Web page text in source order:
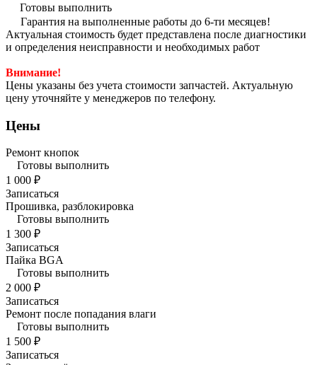
Готовы выполнить
Гарантия на выполненные работы до 6-ти месяцев!
Актуальная стоимость будет представлена после диагностики
и определения неисправности и необходимых работ
Внимание!
Цены указаны без учета стоимости запчастей. Актуальную
цену уточняйте у менеджеров по телефону.
Цены
Ремонт кнопок
Готовы выполнить
1 000 ₽
Записаться
Прошивка, разблокировка
Готовы выполнить
1 300 ₽
Записаться
Пайка BGA
Готовы выполнить
2 000 ₽
Записаться
Ремонт после попадания влаги
Готовы выполнить
1 500 ₽
Записаться